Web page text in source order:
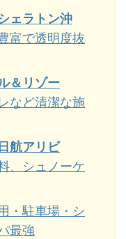
ェラトン沖
富で透明度抜
＆リゾー
など清潔な施
航アリビ
、シュノーケ
・駐車場・シ
最強